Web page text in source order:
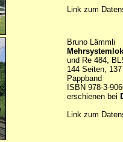
Link zum
Bruno Lämmli
und Re 484,
144 Seiten,
Pappband
ISBN 978-3-
erschienen bei
Link zum